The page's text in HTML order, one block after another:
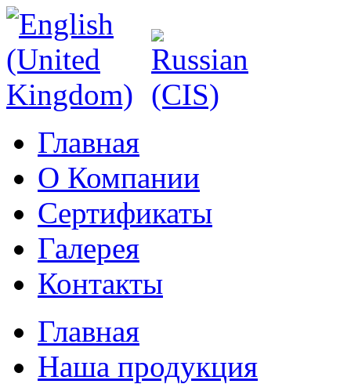
Главная
О Компании
Сертификаты
Галерея
Контакты
Главная
Наша продукция